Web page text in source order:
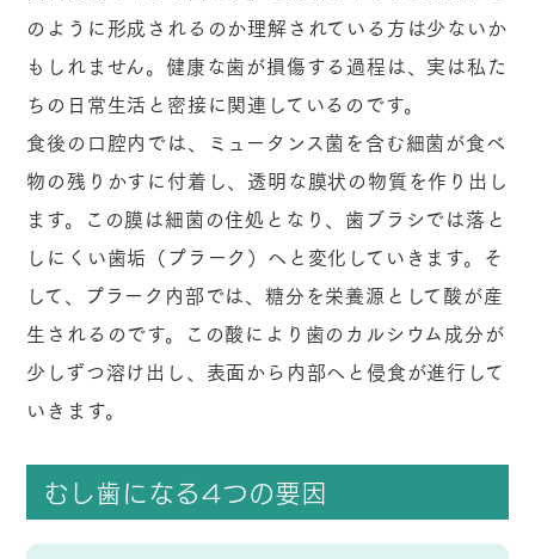
のように形成されるのか理解されている方は少ないか
もしれません。健康な歯が損傷する過程は、実は私た
ちの日常生活と密接に関連しているのです。
食後の口腔内では、ミュータンス菌を含む細菌が食べ
物の残りかすに付着し、透明な膜状の物質を作り出し
ます。この膜は細菌の住処となり、歯ブラシでは落と
しにくい歯垢（プラーク）へと変化していきます。そ
して、プラーク内部では、糖分を栄養源として酸が産
生されるのです。この酸により歯のカルシウム成分が
少しずつ溶け出し、表面から内部へと侵食が進行して
いきます。
むし歯になる4つの要因